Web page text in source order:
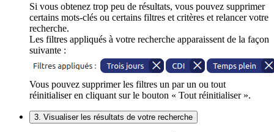
Si vous obtenez trop peu de résultats, vous pouvez supprimer
certains mots-clés ou certains filtres et critères et relancer votre
recherche.
Les filtres appliqués à votre recherche apparaissent de la façon
suivante :
Vous pouvez supprimer les filtres un par un ou tout
réinitialiser en cliquant sur le bouton « Tout réinitialiser ».
3. Visualiser les résultats de votre recherche